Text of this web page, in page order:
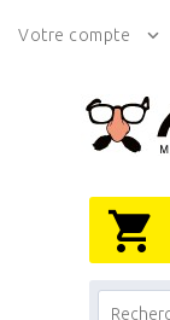
Votre compte